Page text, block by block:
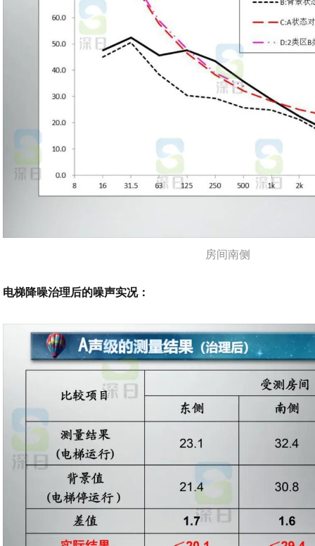
房间南侧
电梯降噪治理后的噪声实况：